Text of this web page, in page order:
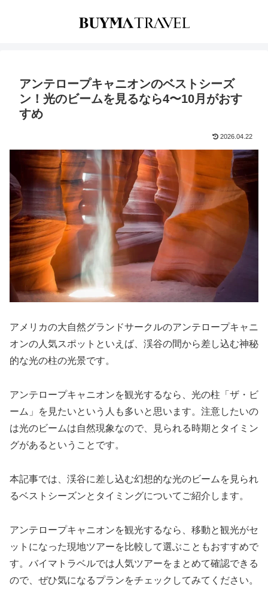
アンテロープキャニオンのベストシーズ
ン！光のビームを見るなら4〜10月がおす
すめ
2026.04.22
アメリカの大自然グランドサークルのアンテロープキャニ
オンの人気スポットといえば、渓谷の間から差し込む神秘
的な光の柱の光景です。
アンテロープキャニオンを観光するなら、光の柱「ザ・ビ
ーム」を見たいという人も多いと思います。注意したいの
は光のビームは自然現象なので、見られる時期とタイミン
グがあるということです。
本記事では、渓谷に差し込む幻想的な光のビームを見られ
るベストシーズンとタイミングについてご紹介します。
アンテロープキャニオンを観光するなら、移動と観光がセ
ットになった現地ツアーを比較して選ぶこともおすすめで
す。バイマトラベルでは人気ツアーをまとめて確認できる
ので、ぜひ気になるプランをチェックしてみてください。